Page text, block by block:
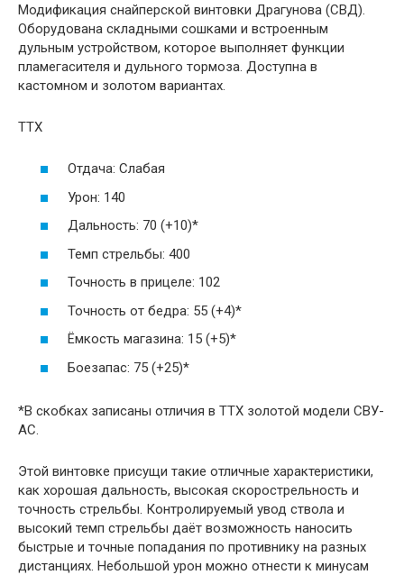
Модификация снайперской винтовки Драгунова (СВД).
Оборудована складными сошками и встроенным
дульным устройством, которое выполняет функции
пламегасителя и дульного тормоза. Доступна в
кастомном и золотом вариантах.
ТТХ
Отдача: Слабая
Урон: 140
Дальность: 70 (+10)*
Темп стрельбы: 400
Точность в прицеле: 102
Точность от бедра: 55 (+4)*
Ёмкость магазина: 15 (+5)*
Боезапас: 75 (+25)*
*В скобках записаны отличия в ТТХ золотой модели СВУ-
АС.
Этой винтовке присущи такие отличные характеристики,
как хорошая дальность, высокая скорострельность и
точность стрельбы. Контролируемый увод ствола и
высокий темп стрельбы даёт возможность наносить
быстрые и точные попадания по противнику на разных
дистанциях. Небольшой урон можно отнести к минусам